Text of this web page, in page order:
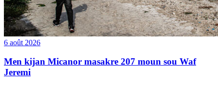
6 août 2026
Men kijan Micanor masakre 207 moun sou Waf
Jeremi